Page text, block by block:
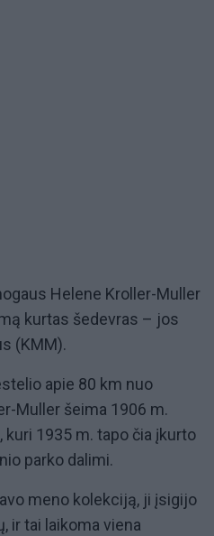
Helene Kroller-Muller
kurtas šedevras – jos
(KMM).
apie 80 km nuo
Muller šeima 1906 m.
1935 m. tapo čia įkurto
parko dalimi.
meno kolekciją, ji įsigijo
ir tai laikoma viena